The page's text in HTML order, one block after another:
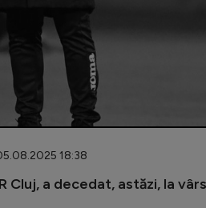
18:38
a decedat, astăzi, la